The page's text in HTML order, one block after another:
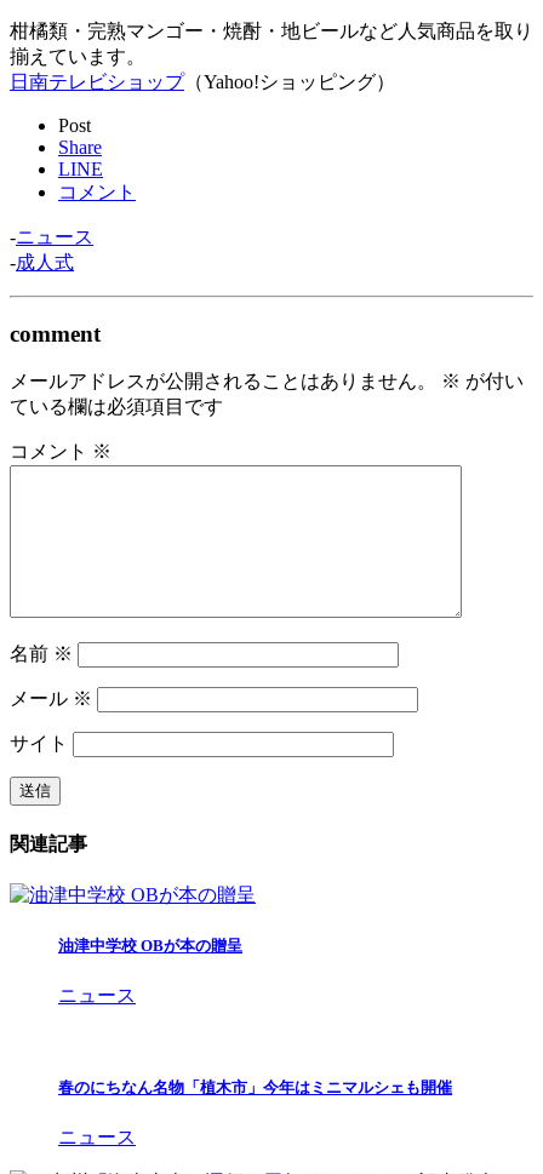
柑橘類・完熟マンゴー・焼酎・地ビールなど人気商品を取り
揃えています。
日南テレビショップ（Yahoo!ショッピング）
Post
Share
LINE
コメント
-ニュース
-成人式
comment
メールアドレスが公開されることはありません。 ※ が付い
ている欄は必須項目です
コメント ※
名前 ※
メール ※
サイト
関連記事
油津中学校 OBが本の贈呈
ニュース
春のにちなん名物「植木市」今年はミニマルシェも開催
ニュース